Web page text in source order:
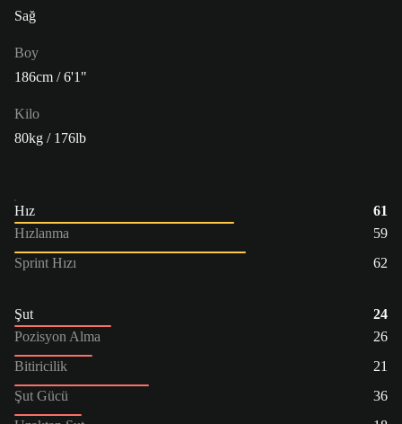
Sağ
Boy
186cm / 6'1"
Kilo
80kg / 176lb
Hız
61
Hızlanma
59
Sprint Hızı
62
Şut
24
Pozisyon Alma
26
Bitiricilik
21
Şut Gücü
36